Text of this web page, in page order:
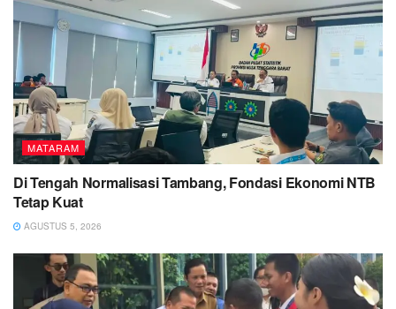
MATARAM
Di Tengah Normalisasi Tambang, Fondasi Ekonomi NTB
Tetap Kuat
AGUSTUS 5, 2026